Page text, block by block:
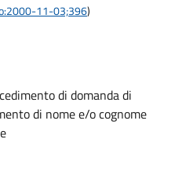
11-03;396)
di domanda di
di nome e/o cognome